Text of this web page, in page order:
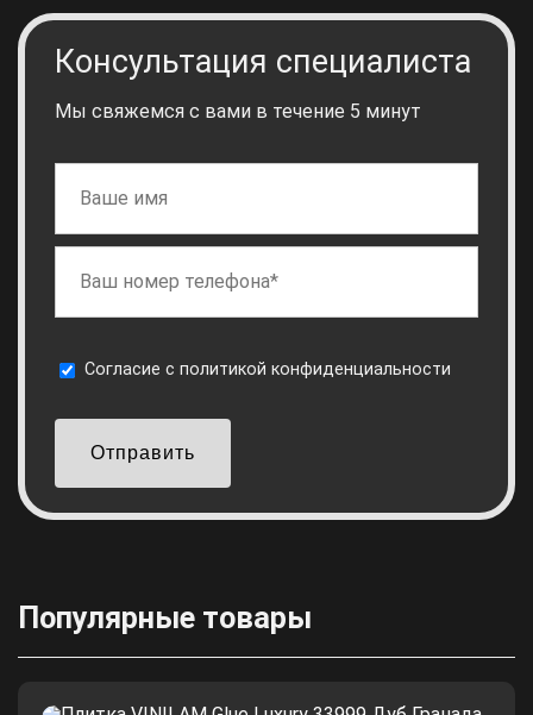
Консультация специалиста
Мы свяжемся с вами в течение 5 минут
Cогласие сполитикой конфиденциальности
Отправить
Популярные товары